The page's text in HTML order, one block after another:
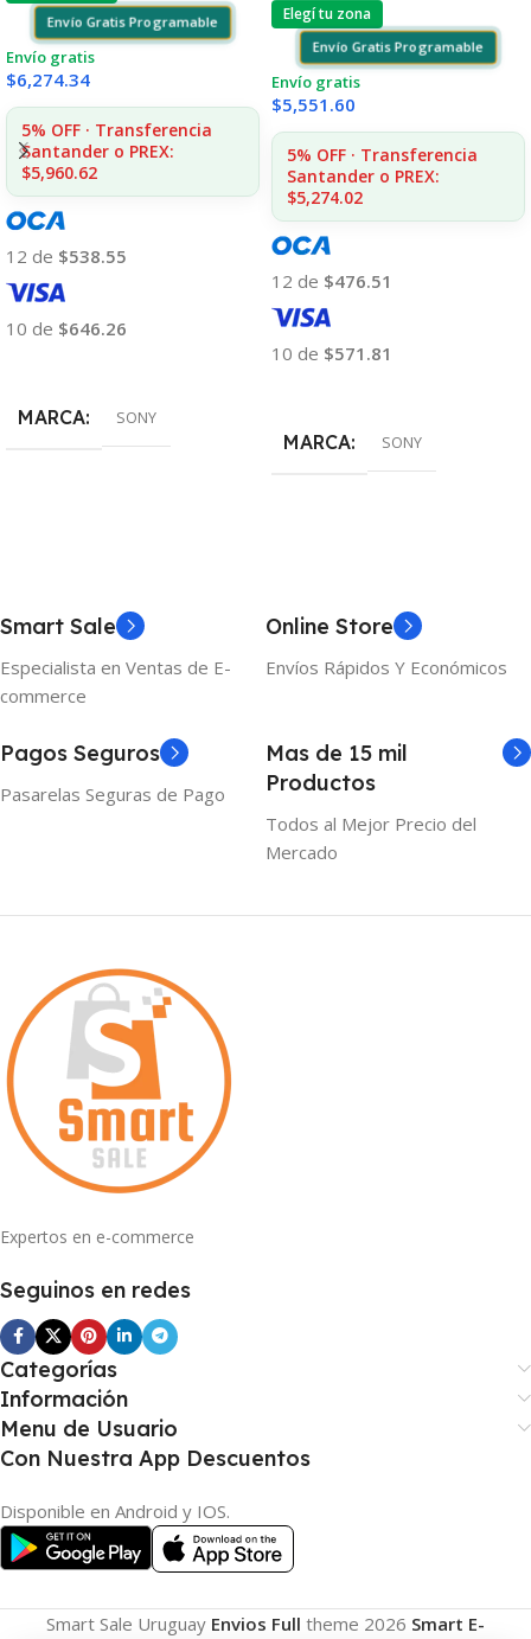
Envío Gratis Programable
Envío gratis
$6,274.34
5% OFF · Transferencia
Santander o PREX:
$5,960.62
12 de $538.55
10 de $646.26
MARCA SONY
Elegí tu zona
Envío Gratis Programable
Envío gratis
$5,551.60
5% OFF · Transferencia
Santander o PREX:
$5,274.02
12 de $476.51
10 de $571.81
MARCA SONY
Smart Sale
Especialista en Ventas de E-
commerce
Online Store
Envíos Rápidos Y Económicos
Pagos Seguros
Pasarelas Seguras de Pago
Mas de 15 mil
Productos
Todos al Mejor Precio del
Mercado
Expertos en e-commerce
Seguinos en redes
Categorías
Información
Menu de Usuario
Con Nuestra App Descuentos
Disponible en Android y IOS.
Smart Sale Uruguay Envios Full theme 2026 Smart E-